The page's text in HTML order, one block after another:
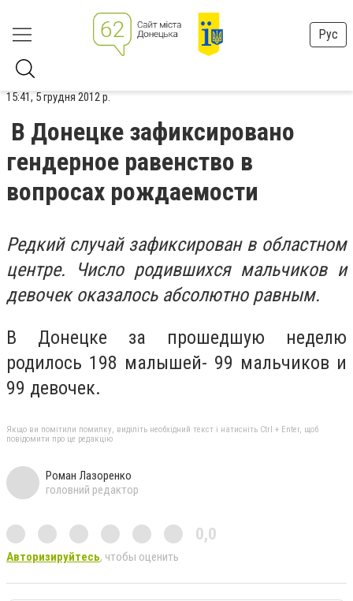
Рус
15:41, 5 грудня 2012 р.
В Донецке зафиксировано
гендерное равенство в
вопросах рождаемости
Редкий случай зафиксирован в областном
центре. Число родившихся мальчиков и
девочек оказалось абсолютно равным.
В Донецке за прошедшую неделю
родилось 198 малышей- 99 мальчиков и
99 девочек.
Якщо ви помітили помилку, виділіть необхідний текст і натисніть Ctrl + Enter, щоб
повідомити про це редакцію
Роман Лазоренко
головний редактор
0,0
Авторизируйтесь, чтобы оценить